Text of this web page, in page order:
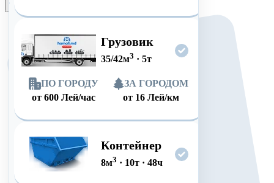
Грузовик
35/42м3 · 5т
ПО ГОРОДУ
от 600 Лей/час
ЗА ГОРОДОМ
от 16 Лей/км
Контейнер
8м3 · 10т· 48ч
Оформить заказ